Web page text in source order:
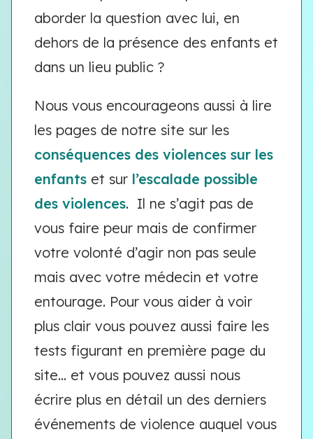
aborder la question avec lui, en
dehors de la présence des enfants et
dans un lieu public ?
Nous vous encourageons aussi à lire
les pages de notre site sur les
conséquences des violences sur les
enfants et sur l’escalade possible
des violences. Il ne s’agit pas de
vous faire peur mais de confirmer
votre volonté d’agir non pas seule
mais avec votre médecin et votre
entourage. Pour vous aider à voir
plus clair vous pouvez aussi faire les
tests figurant en première page du
site… et vous pouvez aussi nous
écrire plus en détail un des derniers
événements de violence auquel vous